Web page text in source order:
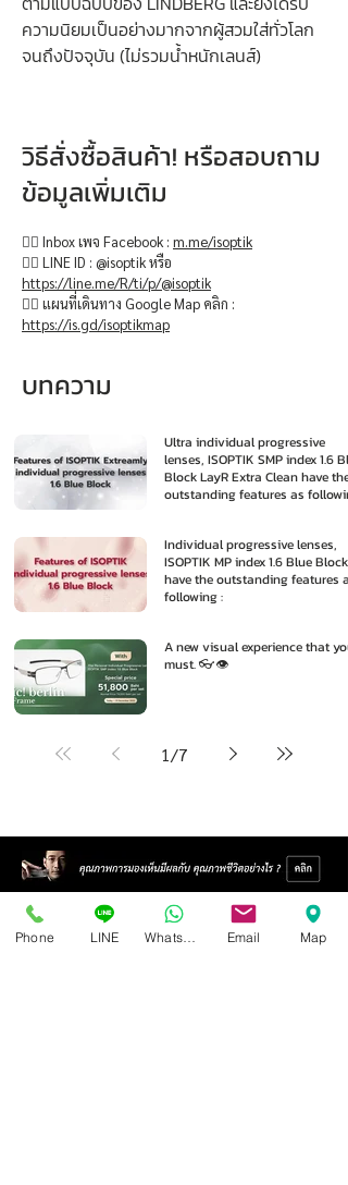
ความนิยมเป็นอย่างมากจากผู้สวมใส่ทั่วโลก
จนถึงปัจจุบัน (ไม่รวมน้ำหนักเลนส์)
วิธีสั่งซื้อสินค้า! หรือสอบถาม
ข้อมูลเพิ่มเติม
👉🏻 Inbox เพจ Facebook : m.me/isoptik
👉🏻 LINE ID : @isoptik หรือ
https://line.me/R/ti/p/@isoptik
👉🏻 แผนที่เดินทาง Google Map คลิก :
https://is.gd/isoptikmap
บทความ
Ultra individual progressive
lenses, ISOPTIK SMP index 1.6
Block LayR Extra Clean have the
outstanding features as
Individual progressive lenses,
ISOPTIK MP index 1.6 Blue Block
have the outstanding features as
following :
A new visual experience that you
must. 👓👁️
1/7
Phone LINE Email Map